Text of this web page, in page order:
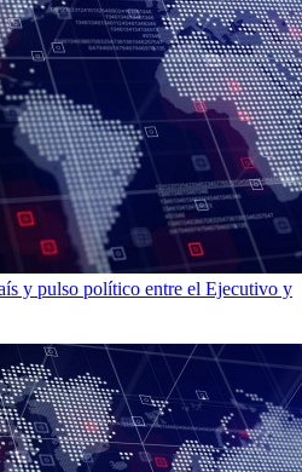
y pulso político entre el Ejecutivo y